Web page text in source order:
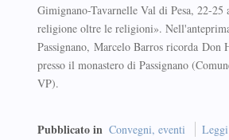
Gimignano-Tavarnelle Val di Pesa, 22-25
religione oltre le religioni».
Passignano, Marcelo Barros ricorda Don
presso il monastero di Passignano
VP).
Pubblicato in Convegni, eventi